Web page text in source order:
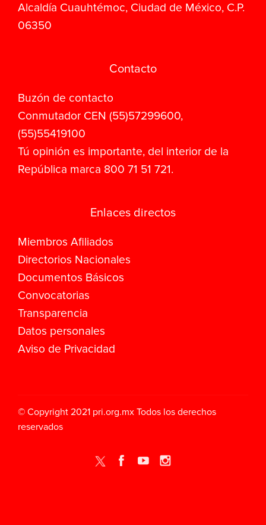
Alcaldía Cuauhtémoc, Ciudad de México, C.P.
06350
Contacto
Buzón de contacto
Conmutador CEN (55)57299600,
(55)55419100
Tú opinión es importante, del interior de la
República marca 800 71 51 721.
Enlaces directos
Miembros Afiliados
Directorios Nacionales
Documentos Básicos
Convocatorias
Transparencia
Datos personales
Aviso de Privacidad
© Copyright 2021 pri.org.mx Todos los derechos
reservados